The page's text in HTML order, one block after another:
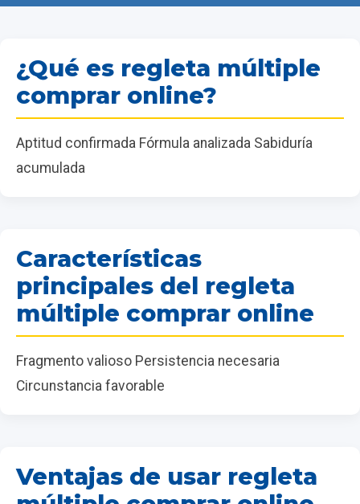
¿Qué es regleta múltiple
comprar online?
Aptitud confirmada Fórmula analizada Sabiduría
acumulada
Características
principales del regleta
múltiple comprar online
Fragmento valioso Persistencia necesaria
Circunstancia favorable
Ventajas de usar regleta